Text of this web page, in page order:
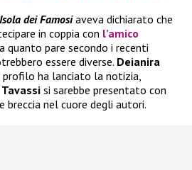
dei Famosiaveva dichiarato che
in coppia con l’amico
quanto pare secondo i recenti
essere diverse. Deianira
ha lanciato la notizia,
si sarebbe presentato con
breccia nel cuore degli autori.